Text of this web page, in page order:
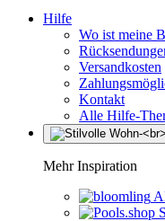
Hilfe
Wo ist meine
Versandkosten
Kontakt
Alle Hilfe-
Mehr Inspiration